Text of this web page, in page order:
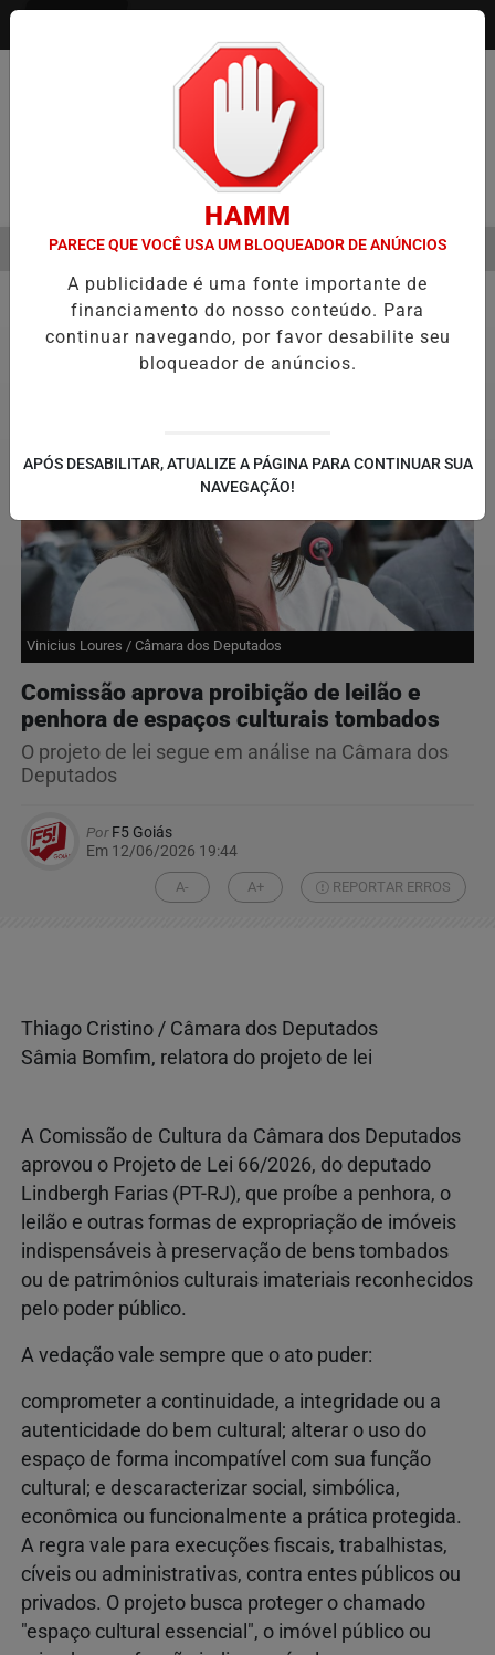
Pesquisar Notícia
É A VIRADA DO VAREJO ÓPTICO EM 2026 WELTON
EM ALTA
MENU
Política
Vinicius Loures / Câmara dos Deputados
Comissão aprova proibição de leilão e
penhora de espaços culturais tombados
O projeto de lei segue em análise na Câmara dos
Deputados
PorF5 Goiás
Em 12/06/2026 19:44
A- A+ REPORTAR ERROS
Thiago Cristino / Câmara dos Deputados
Sâmia Bomfim, relatora do projeto de lei
A Comissão de Cultura da Câmara dos Deputados
aprovou o Projeto de Lei 66/2026, do deputado
Lindbergh Farias (PT-RJ), que proíbe a penhora, o
leilão e outras formas de expropriação de imóveis
indispensáveis à preservação de bens tombados
ou de patrimônios culturais imateriais reconhecidos
pelo poder público.
A vedação vale sempre que o ato puder:
comprometer a continuidade, a integridade ou a
autenticidade do bem cultural; alterar o uso do
espaço de forma incompatível com sua função
cultural; e descaracterizar social, simbólica,
econômica ou funcionalmente a prática protegida.
A regra vale para execuções fiscais, trabalhistas,
cíveis ou administrativas, contra entes públicos ou
privados. O projeto busca proteger o chamado
"espaço cultural essencial", o imóvel público ou
HAMM
PARECE QUE VOCÊ USA UM BLOQUEADOR DE ANÚNCIOS
A publicidade é uma fonte importante de
financiamento do nosso conteúdo. Para
continuar navegando, por favor desabilite seu
bloqueador de anúncios.
APÓS DESABILITAR, ATUALIZE A PÁGINA PARA CONTINUAR SUA
NAVEGAÇÃO!